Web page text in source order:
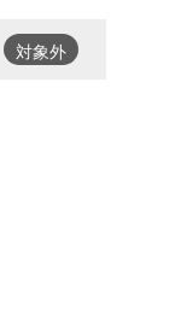
対象外